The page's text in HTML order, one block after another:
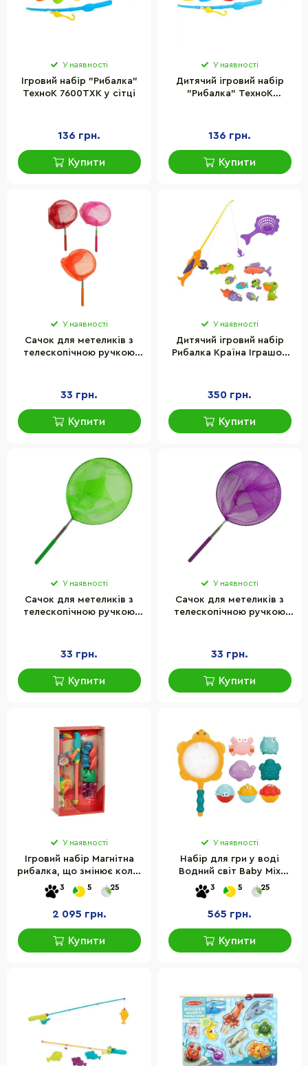
У наявності
Ігровий набір "Рибалка"
ТехноК 7600TXK у сітці
136 грн.
Купити
У наявності
Дитячий ігровий набір
"Рибалка" ТехноК
136 грн.
Купити
У наявності
Сачок для метеликів з
телескопічною ручкою
33 грн.
Купити
У наявності
Дитячий ігровий набір
Рибалка Країна Іграшок
350 грн.
Купити
У наявності
Сачок для метеликів з
телескопічною ручкою
33 грн.
Купити
У наявності
Сачок для метеликів з
телескопічною ручкою
33 грн.
Купити
У наявності
Ігровий набір Магнітна
рибалка, що змінює колір
Battat BX2056Z 2 вудки, 8
морських жителів
3 5 25
2 095 грн.
Купити
У наявності
Набір для гри у воді
Водний світ Baby Mix
40057 із сачком
3 5 25
565 грн.
Купити